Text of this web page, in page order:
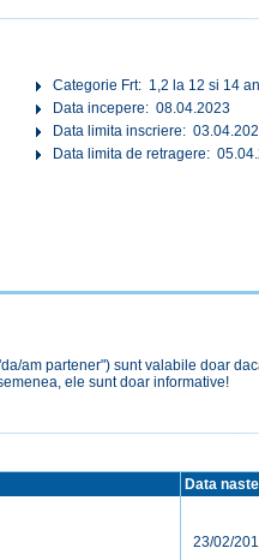
Categorie Frt: 1,2 la 12 si 14
Data incepere: 08.04.2023
Data limita inscriere:
Data limita de retragere:
am partener") sunt valabile doar
ele sunt doar informative!
Data
23/02/